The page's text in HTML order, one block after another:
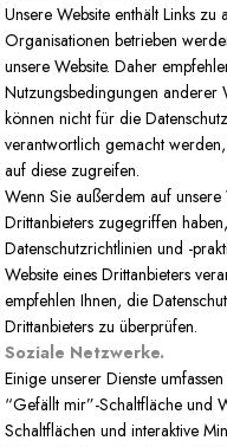
Unsere Website enthält Links
Organisationen betrieben
unsere Website. Daher
Nutzungsbedingungen anderer
können nicht für die
verantwortlich gemacht
auf diese zugreifen.
Wenn Sie außerdem auf
Drittanbieters zugegriffen
Datenschutzrichtlinien und -
Website eines Drittanbieters
empfehlen Ihnen, die
Drittanbieters zu überprüfen.
Soziale Netzwerke.
Einige unserer Dienste
“Gefällt mir”-Schaltfläche und
Schaltflächen und interaktive